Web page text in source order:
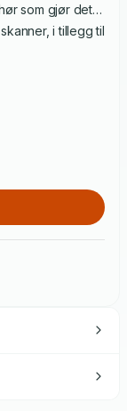
som gjør det
i tillegg til